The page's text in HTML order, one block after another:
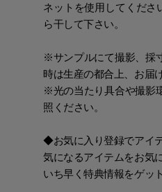
ネットを使用してくださ
ら干して下さい。
※サンプルにて撮影、採
時は生産の都合上、お届
※光の当たり具合や撮影
照ください。
◆お気に入り登録でアイ
気になるアイテムをお気
いち早く特典情報をゲッ